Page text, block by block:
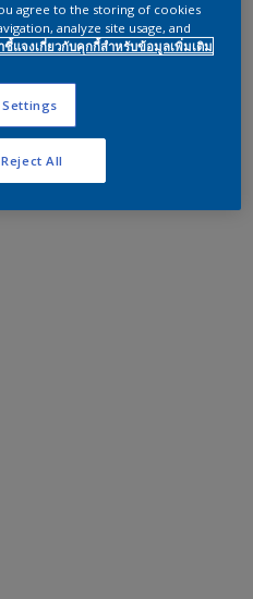
agree to the storing of cookies
analyze site usage, and
ชี้แจงเกี่ยวกับคุกกี้สำหรับข้อมูลเพิ่มเติม
Settings
Reject All